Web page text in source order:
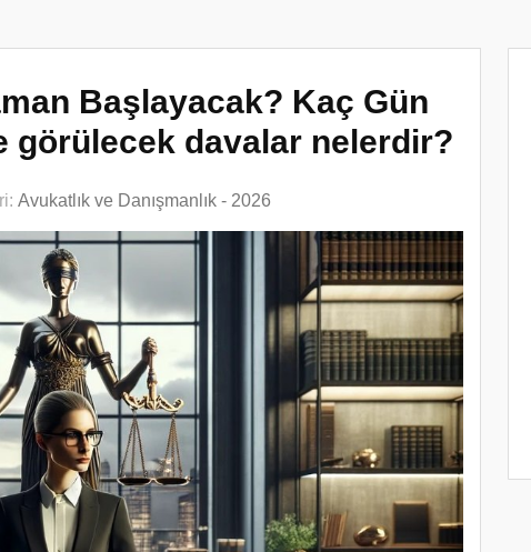
Başlayacak? Kaç Gün
görülecek davalar nelerdir?
Avukatlık ve Danışmanlık - 2026